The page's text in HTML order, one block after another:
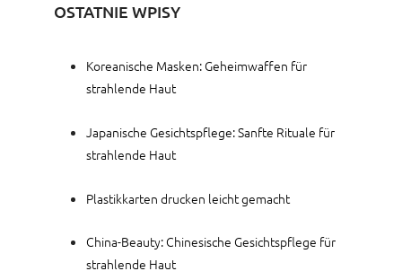
OSTATNIE WPISY
Koreanische Masken: Geheimwaffen für
strahlende Haut
Japanische Gesichtspflege: Sanfte Rituale für
strahlende Haut
Plastikkarten drucken leicht gemacht
China-Beauty: Chinesische Gesichtspflege für
strahlende Haut